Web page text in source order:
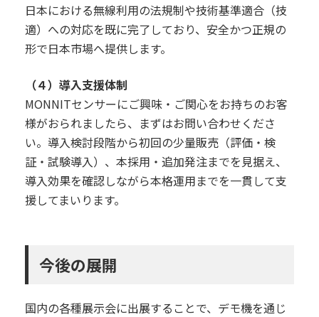
日本における無線利用の法規制や技術基準適合（技
適）への対応を既に完了しており、安全かつ正規の
形で日本市場へ提供します。
（４）導入支援体制
MONNITセンサーにご興味・ご関心をお持ちのお客
様がおられましたら、まずはお問い合わせくださ
い。導入検討段階から初回の少量販売（評価・検
証・試験導入）、本採用・追加発注までを見据え、
導入効果を確認しながら本格運用までを一貫して支
援してまいります。
今後の展開
国内の各種展示会に出展することで、デモ機を通じ